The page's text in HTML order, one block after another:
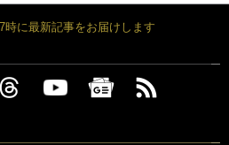
時に最新記事をお届けします